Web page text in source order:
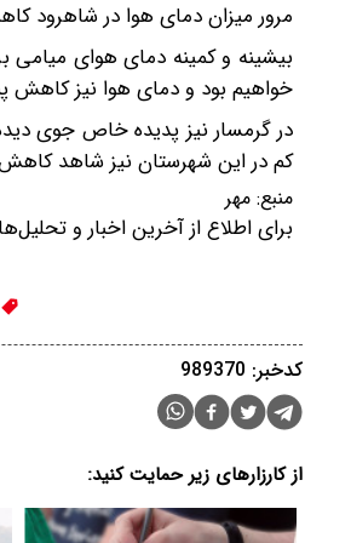
مرور میزان دمای هوا در شاهرود
خواهیم بود و دمای هوا نیز کاهش
کم در این شهرستان نیز شاهد
منبع: مهر
برای اطلاع از آخرین اخبار و
کدخبر: 989370
از کارزارهای زیر حمایت کنید: